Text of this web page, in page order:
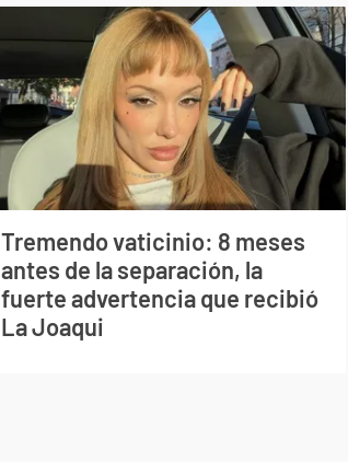
Tremendo vaticinio: 8 meses
antes de la separación, la
fuerte advertencia que recibió
La Joaqui